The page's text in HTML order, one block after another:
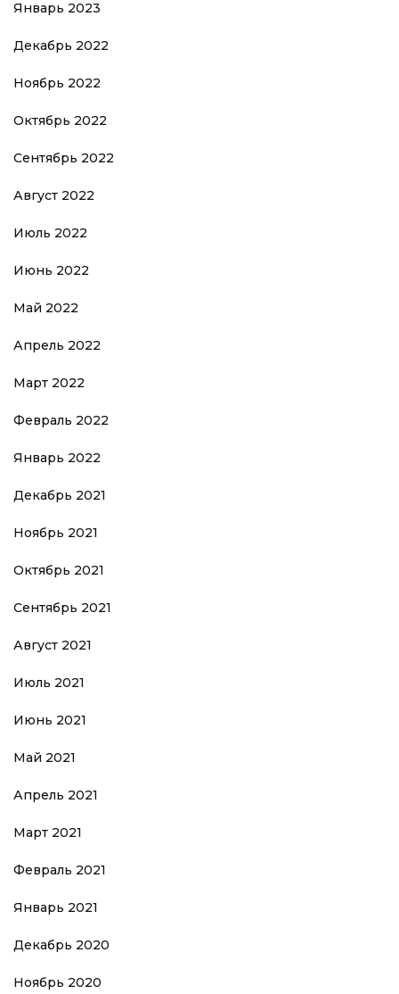
Январь 2023
Декабрь 2022
Ноябрь 2022
Октябрь 2022
Сентябрь 2022
Август 2022
Июль 2022
Июнь 2022
Май 2022
Апрель 2022
Март 2022
Февраль 2022
Январь 2022
Декабрь 2021
Ноябрь 2021
Октябрь 2021
Сентябрь 2021
Август 2021
Июль 2021
Июнь 2021
Май 2021
Апрель 2021
Март 2021
Февраль 2021
Январь 2021
Декабрь 2020
Ноябрь 2020